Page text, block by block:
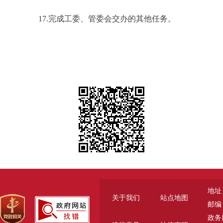
17.完成工委、管委会交办的其他任务。
关于我们 站点地图
地址
邮编
政务